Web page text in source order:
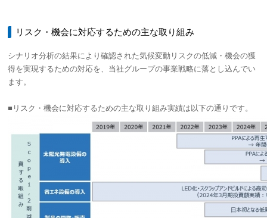
リスク・機会に対応するための主な取り組み
シナリオ分析の結果により確認された気候変動リスクの低減・機会の獲
得を実現するための対応を、当社グループの事業戦略に落とし込んでい
ます。
■リスク・機会に対応するための主な取り組み実績は以下の通りです。